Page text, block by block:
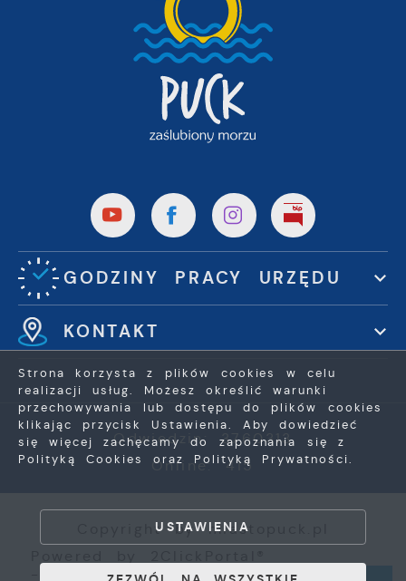
GODZINY PRACY URZĘDU
KONTAKT
Odwiedzin: 3760313
Online: 415
Copyright by miastopuck.pl
- Portale nowej generacji
Strona korzysta z plików cookies w celu
realizacji usług. Możesz określić warunki
przechowywania lub dostępu do plików cookies
klikając przycisk Ustawienia. Aby dowiedzieć
się więcej zachęcamy do zapoznania się z
Polityką Cookies oraz Polityką Prywatności.
USTAWIENIA
ZEZWÓL NA WSZYSTKIE